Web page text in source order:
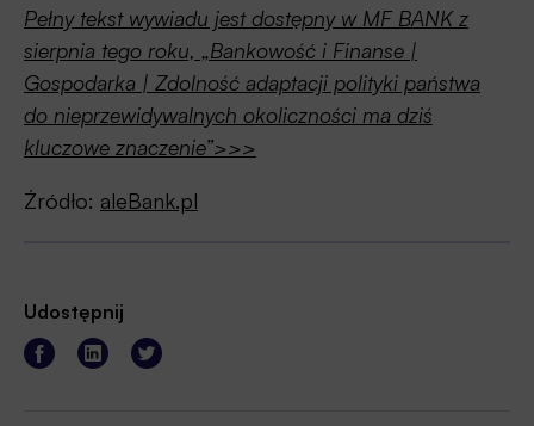
Pełny tekst wywiadu jest dostępny w MF BANK z
sierpnia tego roku, „Bankowość i Finanse |
Gospodarka | Zdolność adaptacji polityki państwa
do nieprzewidywalnych okoliczności ma dziś
kluczowe znaczenie”>>>
Źródło: aleBank.pl
Udostępnij